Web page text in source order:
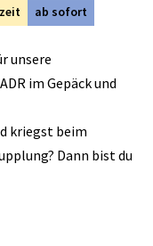
ab sofort
unsere
im Gepäck und
kriegst beim
Dann bist du